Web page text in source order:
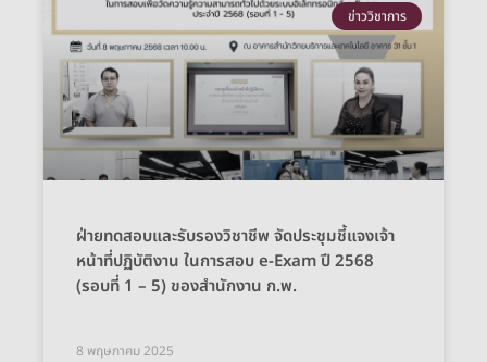
ข่าววิชาการ
ฝ่ายทดสอบและรับรองวิชาชีพ จัดประชุมชี้แจงเจ้า
หน้าที่ปฏิบัติงาน ในการสอบ e-Exam ปี 2568
(รอบที่ 1 – 5) ของสำนักงาน ก.พ.
8 พฤษภาคม 2025